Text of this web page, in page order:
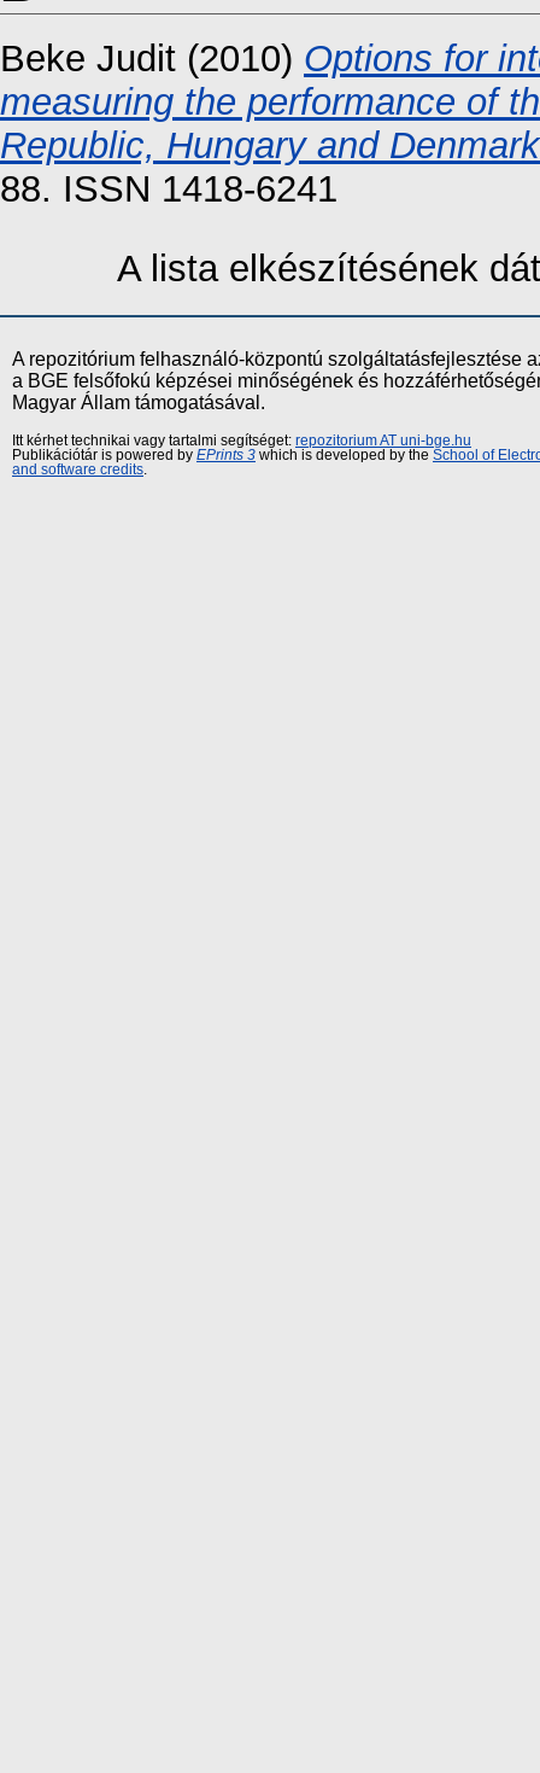
Beke Judit (2010) Options for
measuring the performance of
Republic, Hungary and
88. ISSN 1418-6241
A lista elkészítésének
A repozitórium felhasználó-központú szolgáltatásfejlesztése
a BGE felsőfokú képzései minőségének és
Magyar Állam támogatásával.
Itt kérhet technikai vagy tartalmi segítséget: repozitorium AT uni-bge.hu
Publikációtár is powered by EPrints 3 which is developed by the School of
and software credits